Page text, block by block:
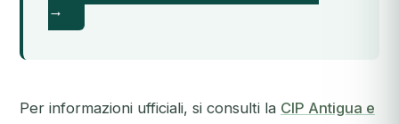
→
Per informazioni ufficiali, si consulti la CIP Antigua e